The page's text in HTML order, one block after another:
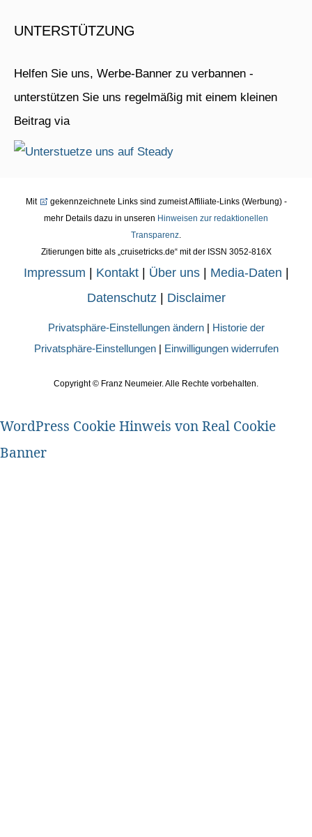
UNTERSTÜTZUNG
Helfen Sie uns, Werbe-Banner zu verbannen -
unterstützen Sie uns regelmäßig mit einem kleinen
Beitrag via
Mit
gekennzeichnete Links sind zumeist Affiliate-Links (Werbung) -
mehr Details dazu in unseren Hinweisen zur redaktionellen
Transparenz.
Zitierungen bitte als „cruisetricks.de“ mit der ISSN 3052-816X
Impressum Kontakt| Über uns| Media-Daten
Datenschutz| Disclaimer
Privatsphäre-Einstellungen ändern| Historie der
Privatsphäre-Einstellungen| Einwilligungen widerrufen
Copyright © Franz Neumeier. Alle Rechte vorbehalten.
WordPress Cookie Hinweis von Real Cookie
Banner